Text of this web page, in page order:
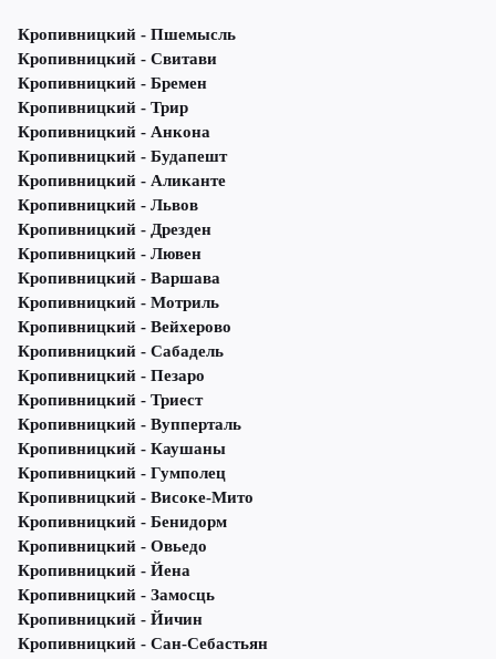
Кропивницкий - Пшемысль
Кропивницкий - Свитави
Кропивницкий - Бремен
Кропивницкий - Трир
Кропивницкий - Анкона
Кропивницкий - Будапешт
Кропивницкий - Аликанте
Кропивницкий - Львов
Кропивницкий - Дрезден
Кропивницкий - Лювен
Кропивницкий - Варшава
Кропивницкий - Мотриль
Кропивницкий - Вейхерово
Кропивницкий - Сабадель
Кропивницкий - Пезаро
Кропивницкий - Триест
Кропивницкий - Вупперталь
Кропивницкий - Каушаны
Кропивницкий - Гумполец
Кропивницкий - Високе-Мито
Кропивницкий - Бенидорм
Кропивницкий - Овьедо
Кропивницкий - Йена
Кропивницкий - Замосць
Кропивницкий - Йичин
Кропивницкий - Сан-Себастьян